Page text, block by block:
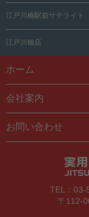
江戸川橋駅前サテライト
江戸川橋店
ホーム
会社案内
お問い合わせ
TEL：03-
〒112-